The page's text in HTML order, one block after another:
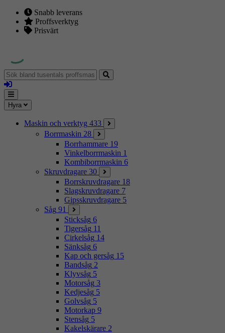
Snabb leverans
Proffsverktyg
Prisvärt
Sök
bland
tusentals
proffsmaskiner
Logga
in
Mina
sidor
Meny
Hyra
Maskin och verktyg 433
Borrmaskin 28
Borrhammare 19
Vinkelborrmaskin 1
Kombiborrmaskin 6
Skruvdragare 30
Borrskruvdragare 18
Slagskruvdragare 7
Gipsskruvdragare 5
Såg 91
Sticksåg 6
Tigersåg 11
Cirkelsåg 14
Sänksåg 6
Kap och gersåg 15
Bandsåg 2
Klyvsåg 5
Motorsåg 3
Kedjesåg 5
Golvsåg 5
Motorkap 9
Stensåg 5
Kakelskärare 2